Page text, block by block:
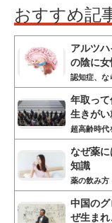
おすすめ記
アルツ
の陰に
認知症、な
年取っ
生きが
超高齢時代
なぜ薬
知識
薬の飲み方
中国の
ぜ生ま